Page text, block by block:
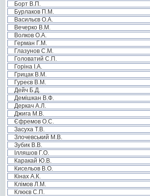
Борт В.П.
Бурлаков П.М.
Васильєв О.А.
Вечерко В.М.
Волков О.А.
Герман Г.М.
Глазунов С.М.
Головатий С.П.
Горіна І.А.
Грицак В.М.
Гуреєв В.М.
Дейч Б.Д.
Демішкан В.Ф.
Деркач А.Л.
Джига М.В.
Єфремов О.С.
Засуха Т.В.
Злочевський М.В.
Зубик В.В.
Ілляшов Г.О.
Каракай Ю.В.
Кисельов В.О.
Кінах А.К.
Клімов Л.М.
Клюєв С.П.